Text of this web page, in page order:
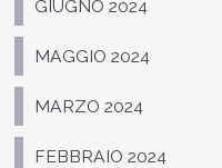
GIUGNO 2024
MAGGIO 2024
MARZO 2024
FEBBRAIO 2024